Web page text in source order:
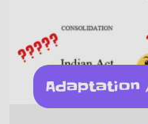
Adaptation